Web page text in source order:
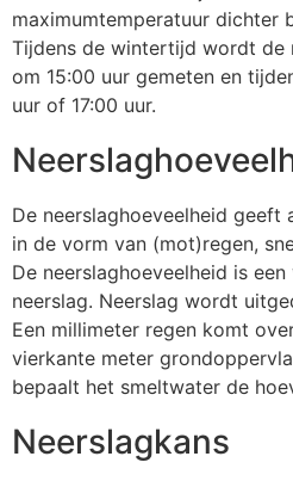
maximumtemperatuur dichter
Tijdens de wintertijd wordt de
om 15:00 uur gemeten en
uur of 17:00 uur.
De neerslaghoeveelheid geeft
in de vorm van (mot)regen,
De neerslaghoeveelheid is
neerslag. Neerslag wordt
Een millimeter regen komt
vierkante meter
bepaalt het smeltwater de
Neerslagkans